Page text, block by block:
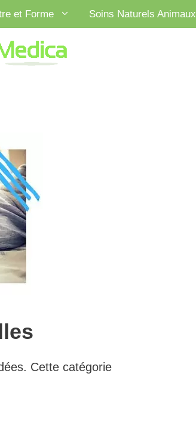
et Forme Soins Naturels Animaux
Cette catégorie